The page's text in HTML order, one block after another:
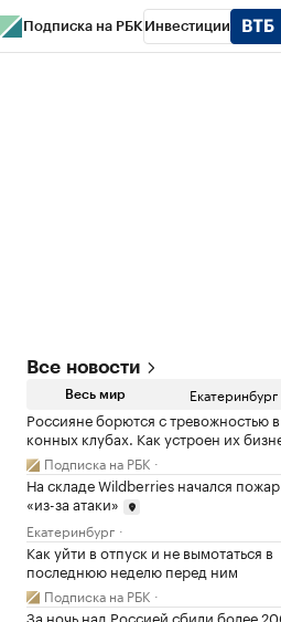
Подписка на РБК Инвестиции
Все новости
Весь мир Екатеринбург
Россияне борются с тревожностью в
конных клубах. Как устроен их
Подписка на РБК
На складе Wildberries начался пожар
«из-за атаки»
Екатеринбург
Как уйти в отпуск и не вымотаться в
последнюю неделю перед ним
Подписка на РБК
За ночь над Россией сбили более